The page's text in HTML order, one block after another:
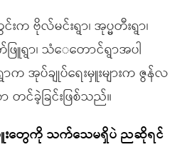
ဗိုလ်မင်းရွာ၊ အုပ္မတီးရွာ၊
က်ဖြူရွာ၊ သံေတောင်ရွာအပါ
ာက အုပ်ချုပ်ရေးမှူးများက ဇွန်လ
င်ခဲ့ခြင်းဖြစ်သည်။
မှူးတွေကို သက်သေမရှိပဲ ညဆိုရင်